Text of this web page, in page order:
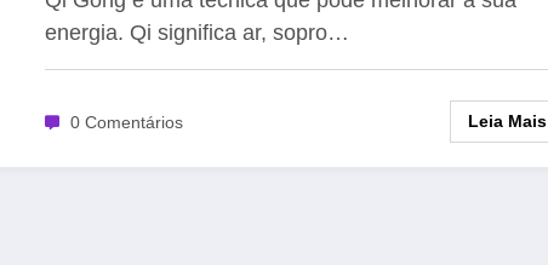
energia. Qi significa ar, sopro…
0 Comentários Leia Mais